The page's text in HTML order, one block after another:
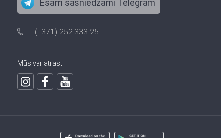
Esam sasniedzami Telegram
(+371) 252 333 25
Mūs var atrast